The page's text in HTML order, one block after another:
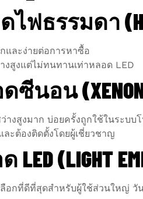
ไฟธรรมดา
และง่ายต่อการหาซื้อ
งสูงแต่ไม่ทนทานเท่าหลอด LED
ซีนอน
างสูงมาก บ่อยครั้งถูกใช้ในระบบโ
ละต้องติดตั้งโดยผู้เชี่ยวชาญ
(LIGHT
ลือกที่ดีที่สุดสำหรับผู้ใช้ส่วนใหญ่